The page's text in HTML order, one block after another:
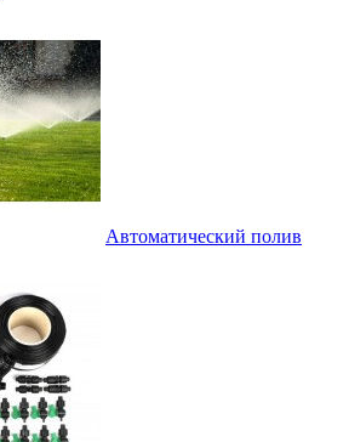
Автоматический полив